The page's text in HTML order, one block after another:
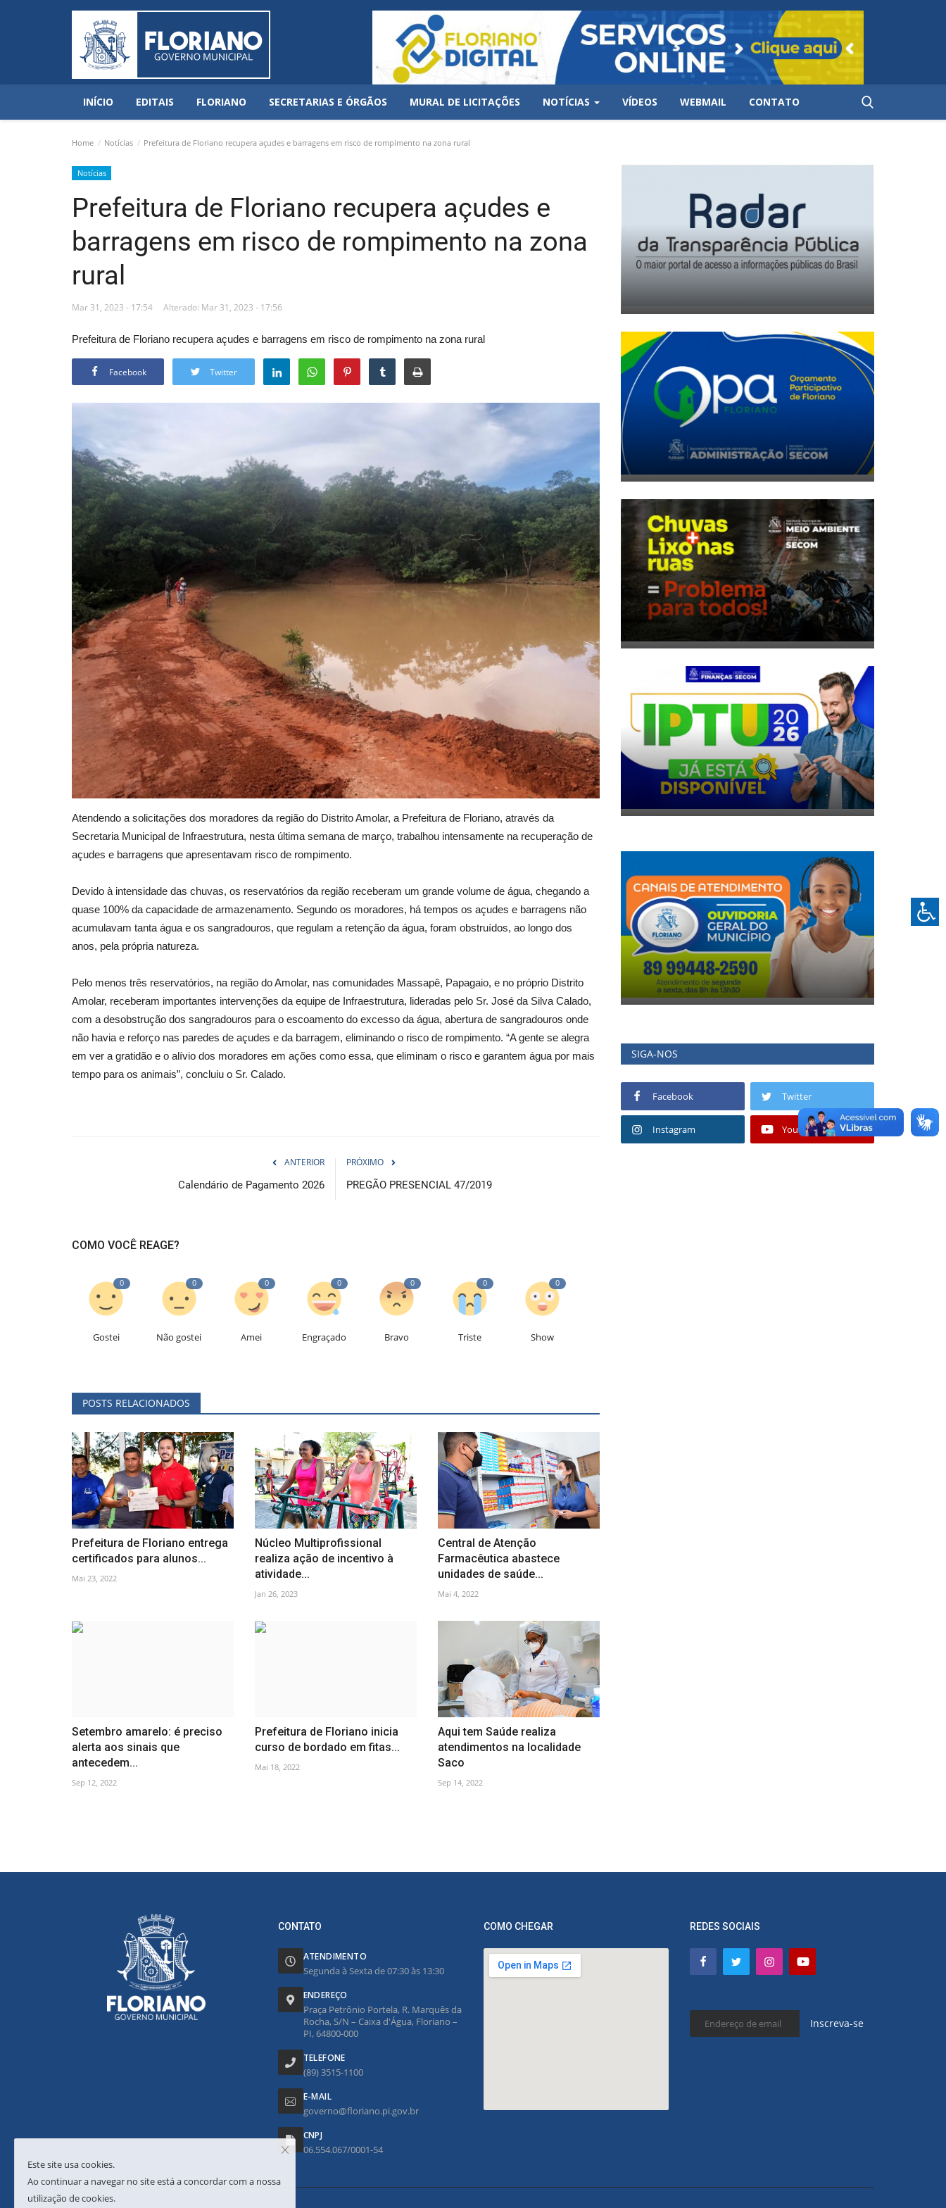
INÍCIO EDITAIS FLORIANO SECRETARIAS E ÓRGÃOS MURAL DE LICITAÇÕES NOTÍCIAS VÍDEOS WEBMAIL CONTATO
Home Notícias Prefeitura de Floriano recupera açudes e barragens em risco de rompimento na zona rural
Notícias
Prefeitura de Floriano recupera açudes e
barragens em risco de rompimento na zona
rural
Mar 31, 2023 - 17:54 Alterado: Mar 31, 2023 - 17:56
Prefeitura de Floriano recupera açudes e barragens em risco de rompimento na zona rural
Facebook Twitter
Atendendo a solicitações dos moradores da região do Distrito Amolar, a Prefeitura de Floriano, através da
Secretaria Municipal de Infraestrutura, nesta última semana de março, trabalhou intensamente na recuperação de
açudes e barragens que apresentavam risco de rompimento.
Devido à intensidade das chuvas, os reservatórios da região receberam um grande volume de água, chegando a
quase 100% da capacidade de armazenamento. Segundo os moradores, há tempos os açudes e barragens não
acumulavam tanta água e os sangradouros, que regulam a retenção da água, foram obstruídos, ao longo dos
anos, pela própria natureza.
Pelo menos três reservatórios, na região do Amolar, nas comunidades Massapê, Papagaio, e no próprio Distrito
Amolar, receberam importantes intervenções da equipe de Infraestrutura, lideradas pelo Sr. José da Silva Calado,
com a desobstrução dos sangradouros para o escoamento do excesso da água, abertura de sangradouros onde
não havia e reforço nas paredes de açudes e da barragem, eliminando o risco de rompimento. “A gente se alegra
em ver a gratidão e o alívio dos moradores em ações como essa, que eliminam o risco e garantem água por mais
tempo para os animais”, concluiu o Sr. Calado.
ANTERIOR
Calendário de Pagamento 2026
PRÓXIMO
PREGÃO PRESENCIAL 47/2019
COMO VOCÊ REAGE?
0
Gostei
0
Não gostei
0
Amei
0
Engraçado
0
Bravo
0
Triste
0
Show
POSTS RELACIONADOS
Prefeitura de Floriano entrega
certificados para alunos...
Mai 23, 2022
Núcleo Multiprofissional
realiza ação de incentivo à
atividade...
Jan 26, 2023
Central de Atenção
Farmacêutica abastece
unidades de saúde...
Mai 4, 2022
Setembro amarelo: é preciso
alerta aos sinais que
antecedem...
Sep 12, 2022
Prefeitura de Floriano inicia
curso de bordado em fitas...
Mai 18, 2022
Aqui tem Saúde realiza
atendimentos na localidade
Saco
Sep 14, 2022
SIGA-NOS
Facebook Twitter
Instagram Youtube
CONTATO
ATENDIMENTO
Segunda à Sexta de 07:30 às 13:30
ENDEREÇO
Praça Petrônio Portela, R. Marquês da
Rocha, S/N – Caixa d'Água, Floriano –
PI, 64800-000
TELEFONE
(89) 3515-1100
E-MAIL
governo@floriano.pi.gov.br
CNPJ
06.554.067/0001-54
COMO CHEGAR REDES SOCIAIS
Inscreva-se
Este site usa cookies.
Ao continuar a navegar no site está a concordar com a nossa
utilização de cookies.